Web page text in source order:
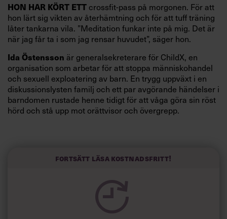
HON HAR KÖRT ETT crossfit-pass på morgonen. För att
hon lärt sig vikten av återhämtning och för att tuff träning
låter tankarna vila. ”Meditation funkar inte på mig. Det är
när jag får ta i som jag rensar huvudet”, säger hon.
Ida Östensson är generalsekreterare för ChildX, en
organisation som arbetar för att stoppa människohandel
och sexuell exploatering av barn. En trygg uppväxt i en
diskussionslysten familj och ett par avgörande händelser i
barndomen rustade henne tidigt för att våga göra sin röst
hörd och stå upp mot orättvisor och övergrepp.
”Jag ältar inte problem, jag löser dem”, säger hon.
Fortsätt läsa kostnadsfritt!